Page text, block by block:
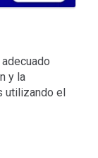
y la
utilizando el